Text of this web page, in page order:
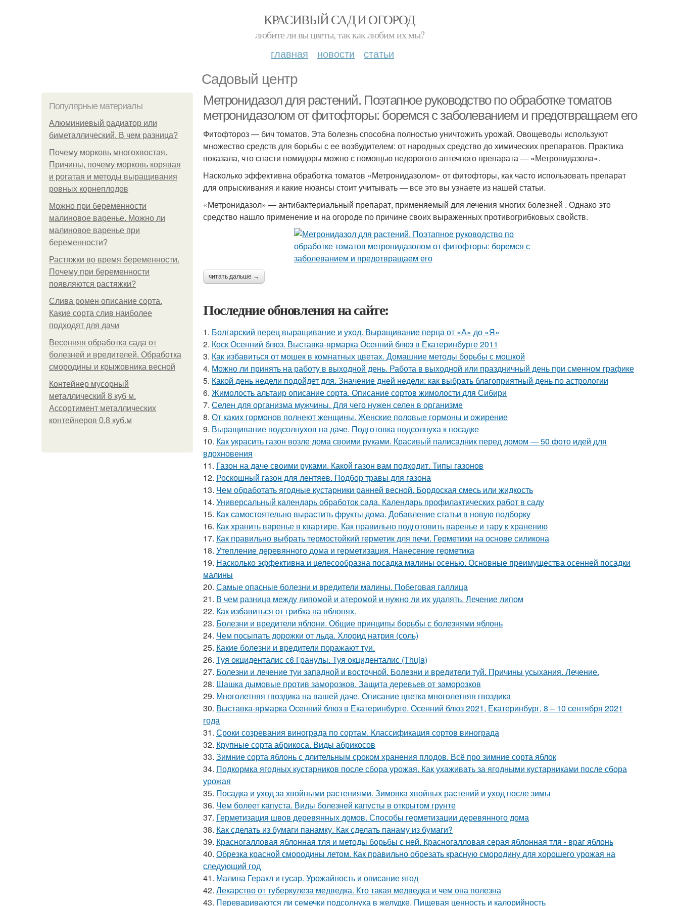
КРАСИВЫЙ САД И ОГОРОД
любите ли вы цветы, так как любим их мы?
главная новости статьи
Садовый центр
Популярные материалы
Алюминиевый радиатор или
биметаллический. В чем разница?
Почему морковь многохвостая.
Причины, почему морковь корявая
и рогатая и методы выращивания
ровных корнеплодов
Можно при беременности
малиновое варенье. Можно ли
малиновое варенье при
беременности?
Растяжки во время беременности.
Почему при беременности
появляются растяжки?
Слива ромен описание сорта.
Какие сорта слив наиболее
подходят для дачи
Весенняя обработка сада от
болезней и вредителей. Обработка
смородины и крыжовника весной
Контейнер мусорный
металлический 8 куб м.
Ассортимент металлических
контейнеров 0,8 куб.м
Метронидазол для растений. Поэтапное руководство по обработке томатов
метронидазолом от фитофторы: боремся с заболеванием и предотвращаем его
Фитофтороз — бич томатов. Эта болезнь способна полностью уничтожить урожай. Овощеводы используют
множество средств для борьбы с ее возбудителем: от народных средство до химических препаратов. Практика
показала, что спасти помидоры можно с помощью недорогого аптечного препарата — «Метронидазола».
Насколько эффективна обработка томатов «Метронидазолом» от фитофторы, как часто использовать препарат
для опрыскивания и какие нюансы стоит учитывать — все это вы узнаете из нашей статьи.
«Метронидазол» — антибактериальный препарат, применяемый для лечения многих болезней . Однако это
средство нашло применение и на огороде по причине своих выраженных противогрибковых свойств.
читать дальше →
Последние обновления на сайте:
1. Болгарский перец выращивание и уход. Выращивание перца от «А» до «Я»
2. Коск Осенний блюз. Выставка-ярмарка Осенний блюз в Екатеринбурге 2011
3. Как избавиться от мошек в комнатных цветах. Домашние методы борьбы с мошкой
4. Можно ли принять на работу в выходной день. Работа в выходной или праздничный день при сменном графике
5. Какой день недели подойдет для. Значение дней недели: как выбрать благоприятный день по астрологии
6. Жимолость альтаир описание сорта. Описание сортов жимолости для Сибири
7. Селен для организма мужчины. Для чего нужен селен в организме
8. От каких гормонов полнеют женщины. Женские половые гормоны и ожирение
9. Выращивание подсолнухов на даче. Подготовка подсолнуха к посадке
10. Как украсить газон возле дома своими руками. Красивый палисадник перед домом — 50 фото идей для
вдохновения
11. Газон на даче своими руками. Какой газон вам подходит. Типы газонов
12. Роскошный газон для лентяев. Подбор травы для газона
13. Чем обработать ягодные кустарники ранней весной. Бордоская смесь или жидкость
14. Универсальный календарь обработок сада. Календарь профилактических работ в саду
15. Как самостоятельно вырастить фрукты дома. Добавление статьи в новую подборку
16. Как хранить варенье в квартире. Как правильно подготовить варенье и тару к хранению
17. Как правильно выбрать термостойкий герметик для печи. Герметики на основе силикона
18. Утепление деревянного дома и герметизация. Нанесение герметика
19. Насколько эффективна и целесообразна посадка малины осенью. Основные преимущества осенней посадки
малины
20. Самые опасные болезни и вредители малины. Побеговая галлица
21. В чем разница между липомой и атеромой и нужно ли их удалять. Лечение липом
22. Как избавиться от грибка на яблонях.
23. Болезни и вредители яблони. Общие принципы борьбы с болезнями яблонь
24. Чем посыпать дорожки от льда. Хлорид натрия (соль)
25. Какие болезни и вредители поражают туи.
26. Туя окциденталис с6 Гранулы. Туя окциденталис (Thuja)
27. Болезни и лечение туи западной и восточной. Болезни и вредители туй. Причины усыхания. Лечение.
28. Шашка дымовые против заморозков. Защита деревьев от заморозков
29. Многолетняя гвоздика на вашей даче. Описание цветка многолетняя гвоздика
30. Выставка-ярмарка Осенний блюз в Екатеринбурге. Осенний блюз 2021, Екатеринбург, 8 – 10 сентября 2021
года
31. Сроки созревания винограда по сортам. Классификация сортов винограда
32. Крупные сорта абрикоса. Виды абрикосов
33. Зимние сорта яблонь с длительным сроком хранения плодов. Всё про зимние сорта яблок
34. Подкормка ягодных кустарников после сбора урожая. Как ухаживать за ягодными кустарниками после сбора
урожая
35. Посадка и уход за хвойными растениями. Зимовка хвойных растений и уход после зимы
36. Чем болеет капуста. Виды болезней капусты в открытом грунте
37. Герметизация швов деревянных домов. Способы герметизации деревянного дома
38. Как сделать из бумаги панамку. Как сделать панаму из бумаги?
39. Красногалловая яблонная тля и методы борьбы с ней. Красногалловая серая яблонная тля - враг яблонь
40. Обрезка красной смородины летом. Как правильно обрезать красную смородину для хорошего урожая на
следующий год
41. Малина Геракл и гусар. Урожайность и описание ягод
42. Лекарство от туберкулеза медведка. Кто такая медведка и чем она полезна
43. Перевариваются ли семечки подсолнуха в желудке. Пищевая ценность и калорийность